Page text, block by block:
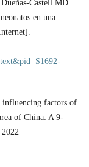
Castell MD
en una
factors of
of China: A 9-